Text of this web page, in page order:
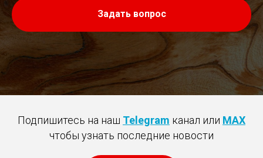
Задать вопрос
Подпишитесь на наш Telegram канал или MAX
чтобы узнать последние новости